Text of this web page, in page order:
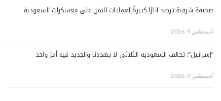
صحيفة شرقية ترصد آثارًا كبيرةً لعمليات اليمن على معسكرات السعودية
أغسطس 9, 2026
“إسرائيل”: تحالف السعودية الثلاثي لا يهددنا والجديد فيه أمرٌ واحد
أغسطس 9, 2026